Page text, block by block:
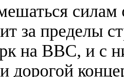
силам
за пределы
на ВВС, и с
дорогой